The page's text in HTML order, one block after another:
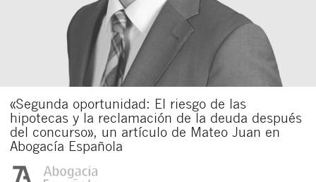
«Segunda oportunidad: El riesgo de las
hipotecas y la reclamación de la deuda después
del concurso», un artículo de Mateo Juan en
Abogacía Española